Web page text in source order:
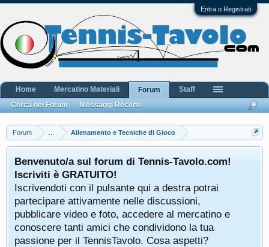
Entra o Registrati
Forum Allenamento e Tecniche di Gioco
Benvenuto/a sul forum di Tennis-Tavolo.com!
Iscriviti è GRATUITO!
Iscrivendoti con il pulsante qui a destra potrai
partecipare attivamente nelle discussioni,
pubblicare video e foto, accedere al mercatino e
conoscere tanti amici che condividono la tua
passione per il TennisTavolo. Cosa aspetti?
Home Mercatino Materiali
Forum
Cerca nei Forum
Messaggi Recenti
Staff